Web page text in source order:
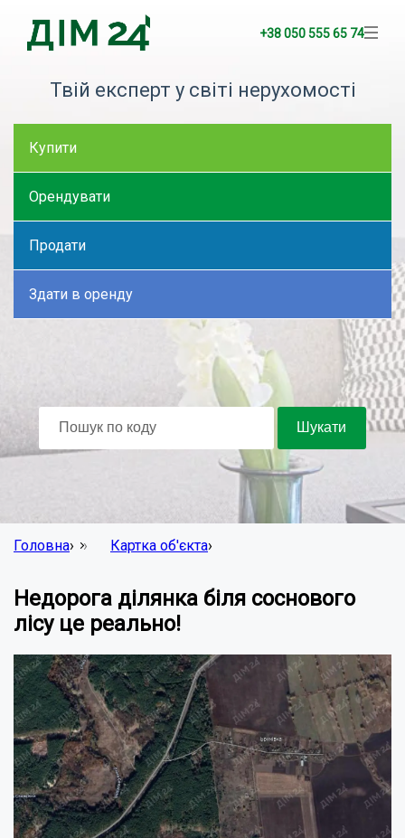
+38 050 555 65 74
Твій експерт у світі нерухомості
Купити
Орендувати
Продати
Здати в оренду
Головна› Картка об'єкта›
Недорога ділянка біля соснового
лісу це реально!